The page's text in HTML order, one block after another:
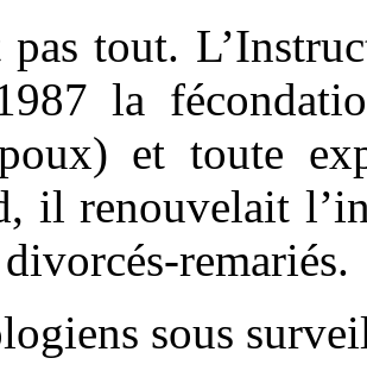
pas tout.
la
et toute
il renouvelait
remariés.
sous